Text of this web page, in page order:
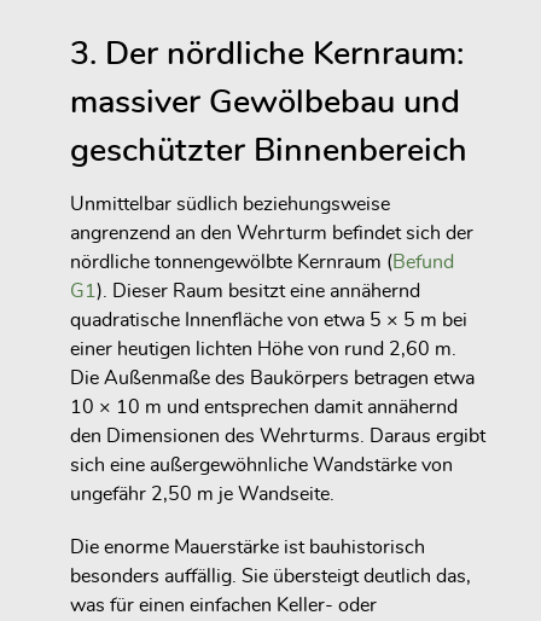
3. Der nördliche Kernraum:
massiver Gewölbebau und
geschützter Binnenbereich
Unmittelbar südlich beziehungsweise
angrenzend an den Wehrturm befindet sich der
nördliche tonnengewölbte Kernraum (Befund
G1 ). Dieser Raum besitzt eine annähernd
quadratische Innenfläche von etwa 5 × 5 m bei
einer heutigen lichten Höhe von rund 2,60 m.
Die Außenmaße des Baukörpers betragen etwa
10 × 10 m und entsprechen damit annähernd
den Dimensionen des Wehrturms. Daraus ergibt
sich eine außergewöhnliche Wandstärke von
ungefähr 2,50 m je Wandseite.
Die enorme Mauerstärke ist bauhistorisch
besonders auffällig. Sie übersteigt deutlich das,
was für einen einfachen Keller- oder